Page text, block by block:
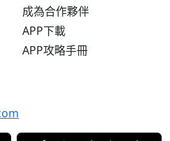
成為合作夥伴
APP下載
APP攻略手冊